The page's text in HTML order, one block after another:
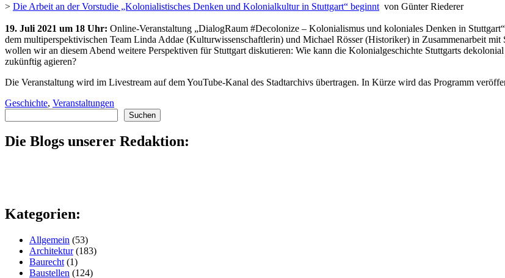
> Die Arbeit an der Vorstudie „Kolonialistisches Denken und Kolonialkultur in Stuttgart“ beginnt von Günter Riederer
19. Juli 2021 um 18 Uhr: Online-Veranstaltung „DialogRaum #Decolonize – Kolonialismus und koloniales Denken in
dem multiperspektivischen Team Linda Addae (Kulturwissenschaftlerin) und Michael Rösser (Historiker) in Zusammenarbeit
wollen wir an diesem Abend weitere Perspektiven für Stuttgart diskutieren: Wie kann die Kolonialgeschichte Stuttgarts
zukünftig agieren?
Die Veranstaltung wird im Livestream auf dem YouTube-Kanal des Stadtarchivs übertragen. In Kürze wird das Programm
Geschichte, Veranstaltungen
Suchen
Die Blogs unserer Redaktion:
Kategorien:
Allgemein (53)
Architektur(183)
Baurecht (1)
Baustellen (124)